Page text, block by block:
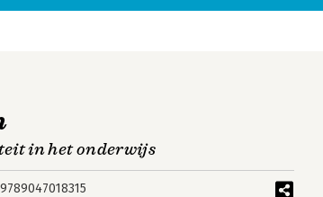
in het onderwijs
9789047018315